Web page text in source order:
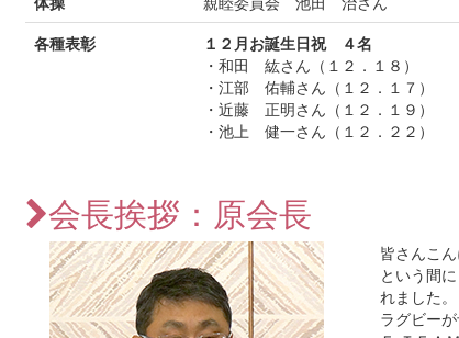
各種表彰
１２月お誕生日祝 ４名
・和田 紘さん（１２．１８）
・江部 佑輔さん（１２．１７）
・近藤 正明さん（１２．１９）
・池上 健一さん（１２．２２）
会長挨拶：原会長
皆さんこ
という間
れました。
ラグビー